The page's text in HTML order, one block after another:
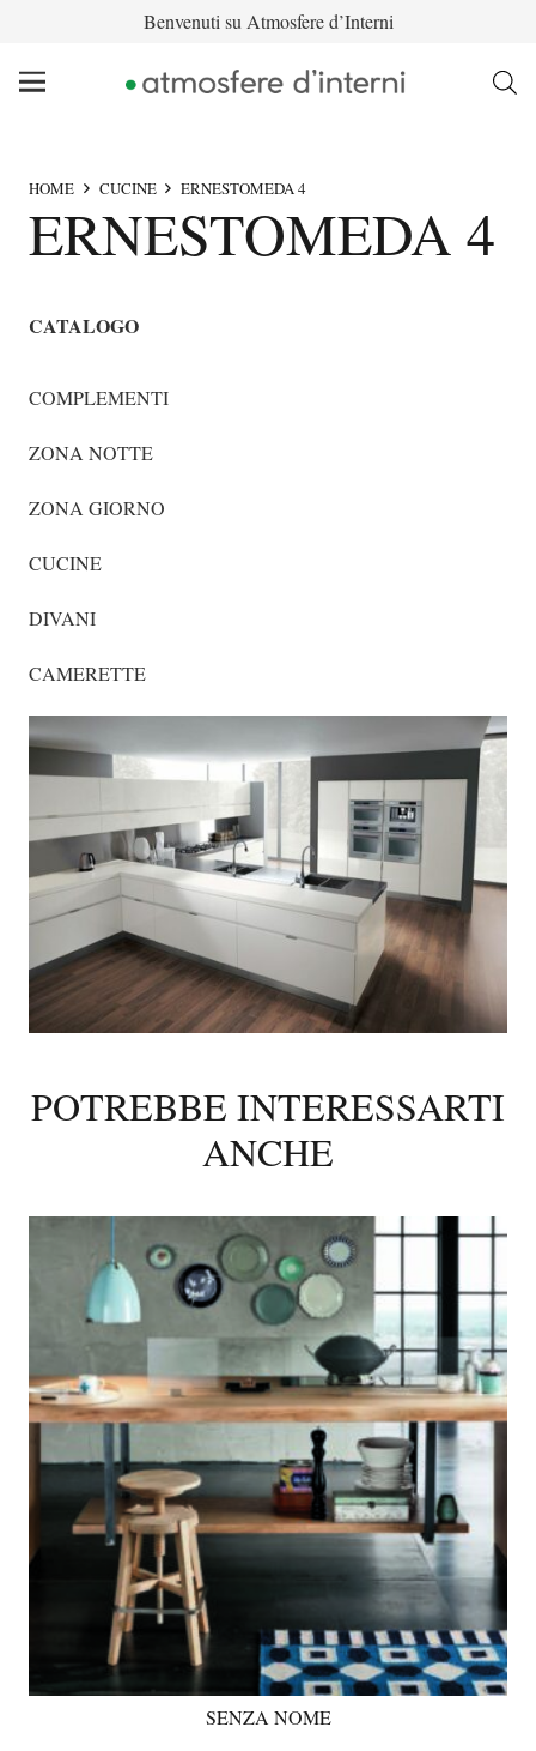
Benvenuti su Atmosfere d’Interni
HOME CUCINE ERNESTOMEDA 4
ERNESTOMEDA 4
CATALOGO
COMPLEMENTI
ZONA NOTTE
ZONA GIORNO
CUCINE
DIVANI
CAMERETTE
POTREBBE INTERESSARTI
ANCHE
SENZA NOME